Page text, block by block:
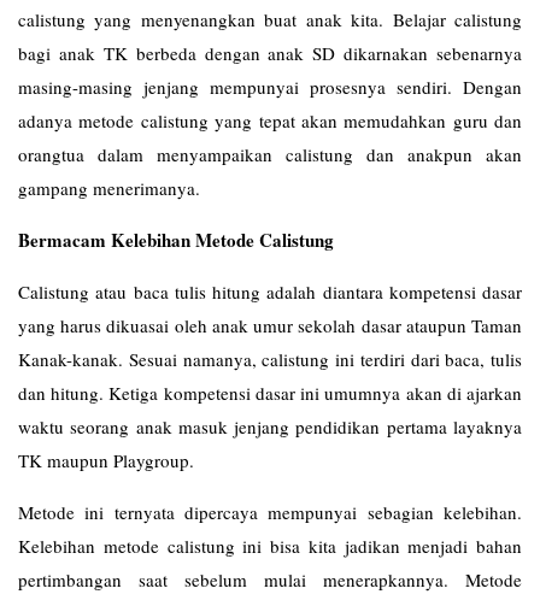
calistung yang menyenangkan buat anak kita. Belajar calistung
bagi anak TK berbeda dengan anak SD dikarnakan sebenarnya
masing-masing jenjang mempunyai prosesnya sendiri. Dengan
adanya metode calistung yang tepat akan memudahkan guru dan
orangtua dalam menyampaikan calistung dan anakpun akan
gampang menerimanya.
Bermacam Kelebihan Metode Calistung
Calistung atau baca tulis hitung adalah diantara kompetensi dasar
yang harus dikuasai oleh anak umur sekolah dasar ataupun Taman
Kanak-kanak. Sesuai namanya, calistung ini terdiri dari baca, tulis
dan hitung. Ketiga kompetensi dasar ini umumnya akan di ajarkan
waktu seorang anak masuk jenjang pendidikan pertama layaknya
TK maupun Playgroup.
Metode ini ternyata dipercaya mempunyai sebagian kelebihan.
Kelebihan metode calistung ini bisa kita jadikan menjadi bahan
pertimbangan saat sebelum mulai menerapkannya. Metode